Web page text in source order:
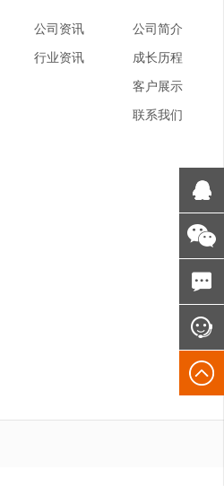
公司资讯
行业资讯
公司简介
成长历程
客户展示
联系我们